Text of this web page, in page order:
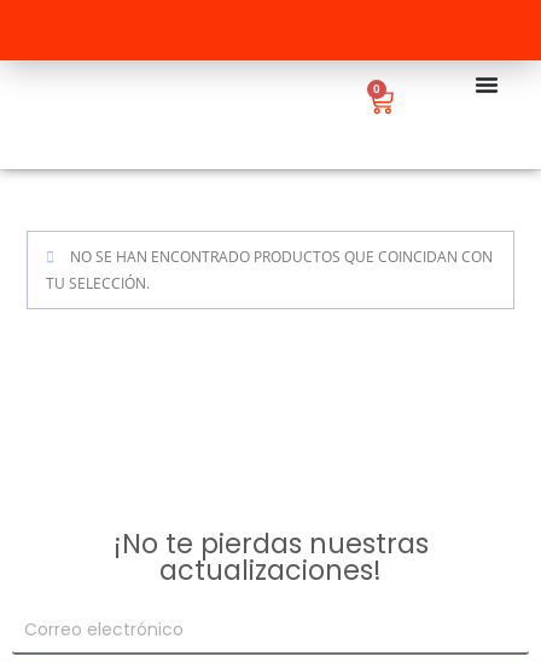
0
NO SE HAN ENCONTRADO PRODUCTOS QUE COINCIDAN CON
TU SELECCIÓN.
¡No te pierdas nuestras
actualizaciones!